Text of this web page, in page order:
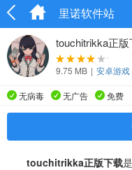
里诺软件站
touchitrikka正
9.75 MB | 安卓游戏
无病毒 无广告 免费
touchitrikka正版下载